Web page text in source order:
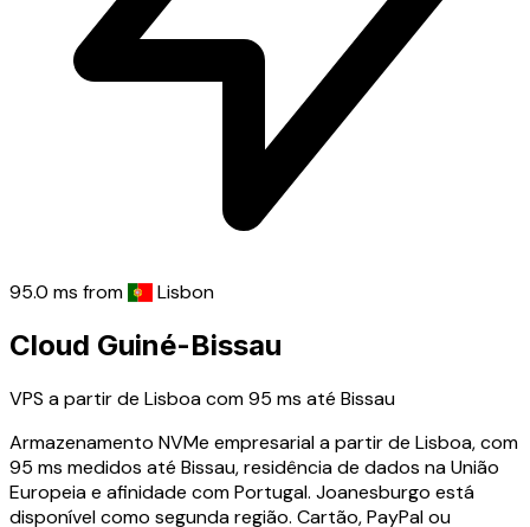
95.0 ms from Lisbon
Cloud Guiné-Bissau
VPS a partir de Lisboa com 95 ms até Bissau
Armazenamento NVMe empresarial a partir de Lisboa, com
95 ms medidos até Bissau, residência de dados na União
Europeia e afinidade com Portugal. Joanesburgo está
disponível como segunda região. Cartão, PayPal ou